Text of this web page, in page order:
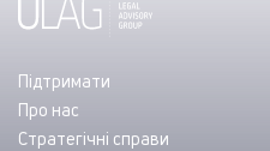
Підтримати
Про нас
Стратегічні справи